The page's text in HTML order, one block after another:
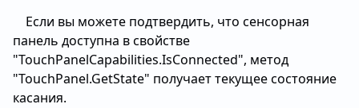
Если вы можете подтвердить, что сенсорная
панель доступна в свойстве
"TouchPanelCapabilities.IsConnected", метод
"TouchPanel.GetState" получает текущее состояние
касания.